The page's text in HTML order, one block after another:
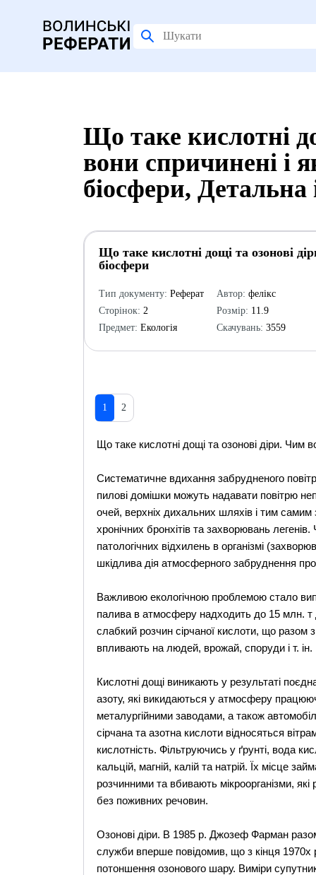
Що таке кислотні
вони спричинені і
біосфери, Детальна
Що таке кислотні дощі та озонові
біосфери
Тип документу: Реферат
Сторінок: 2
Предмет: Екологія
Автор: фелікс
Розмір: 11.9
Скачувань: 3559
1 2
Що таке кислотні дощі та озонові діри. Чим
Систематичне вдихання забрудненого
пилові домішки можуть надавати повітрю
очей, верхніх дихальних шляхів і тим самим
хронічних бронхітів та захворювань
патологічних відхилень в організмі
шкідлива дія атмосферного забруднення
Важливою екологічною проблемою стало
палива в атмосферу надходить до 15 млн.
слабкий розчин сірчаної кислоти, що
впливають на людей, врожай, споруди і т. ін.
Кислотні дощі виникають у результаті
азоту, які викидаються у атмосферу
металургійними заводами, а також
сірчана та азотна кислоти відносяться
кислотність. Фільтруючись у ґрунті, вода
кальцій, магній, калій та натрій. Їх місце
розчинними та вбивають мікроорганізми,
без поживних речовин.
Озонові діри. В 1985 р. Джозеф Фарман разом
служби вперше повідомив, що з кінця 1970х
потоншення озонового шару. Виміри